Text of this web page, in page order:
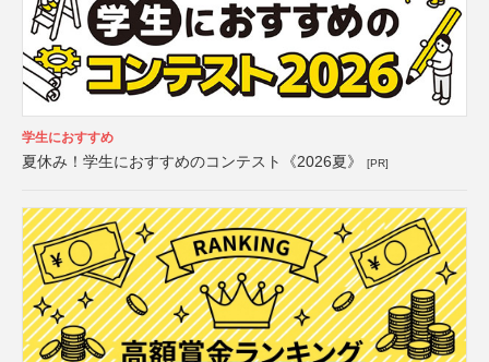
学生におすすめ
夏休み！学生におすすめのコンテスト《2026夏》 [PR]